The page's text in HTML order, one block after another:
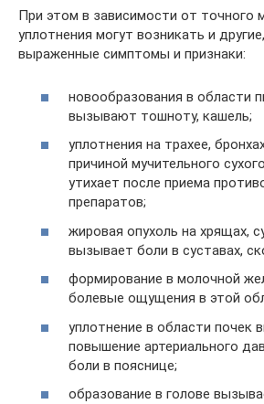
При этом в зависимости от точного
уплотнения могут возникать и
выраженные симптомы и признаки:
новообразования в области
вызывают тошноту, кашель;
уплотнения на трахее,
причиной мучительного
утихает после приема
препаратов;
жировая опухоль на хрящах,
вызывает боли в суставах,
формирование в молочной
болевые ощущения в этой
уплотнение в области почек
повышение артериального
боли в пояснице;
образование в голове